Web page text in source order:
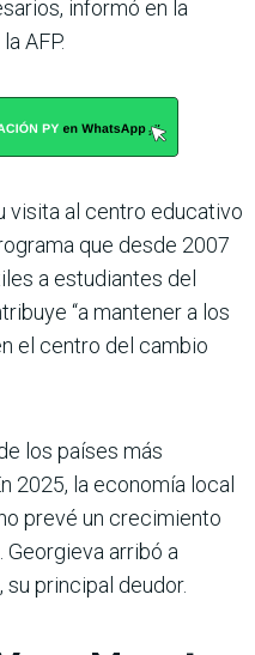
informó en la
AFP.
visita al centro educativo
que desde 2007
a estudiantes del
“a mantener a los
el centro del cambio
los países más
2025, la economía local
prevé un crecimiento
Georgieva arribó a
principal deudor.